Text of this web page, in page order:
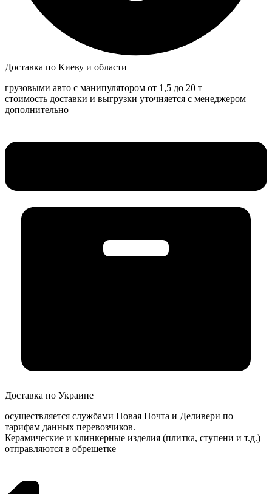
Доставка по Киеву и области
грузовыми авто с манипулятором от 1,5 до 20 т
стоимость доставки и выгрузки уточняется с менеджером
дополнительно
Доставка по Украине
осуществляется службами Новая Почта и Деливери по
тарифам данных перевозчиков.
Керамические и клинкерные изделия (плитка, ступени и т.д.)
отправляются в обрешетке